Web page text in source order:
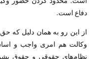
دفاع است.
از این رو به‌‌ همان دلیل
وکالت هم امری واجب و
نظام‌های حقوقی و حقوق